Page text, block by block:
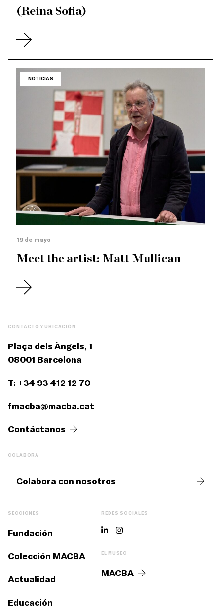
(Reina Sofia)
NOTICIAS
19 de mayo
Meet the artist: Matt Mullican
CONTACTO Y UBICACIÓN
Plaça dels Àngels, 1
08001 Barcelona
T: +34 93 412 12 70
fmacba@macba.cat
Contáctanos
COLABORA
Colabora con nosotros
SECCIONES
Fundación
Colección MACBA
Actualidad
Educación
REDES SOCIALES
EL MUSEO
MACBA